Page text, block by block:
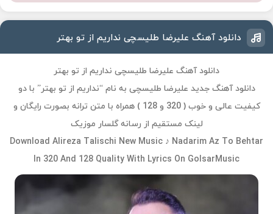
دانلود آهنگ علیرضا طلیسچی نداریم از تو بهتر
دانلود آهنگ علیرضا طلیسچی نداریم از تو بهتر
دانلود آهنگ جدید علیرضا طلیسچی به نام “نداریم از تو بهتر” با دو
کیفیت عالی و خوب ( 320 و 128 ) همراه با متن ترانه بصورت رایگان و
لینک مستقیم از رسانه گلسار موزیک
Download Alireza Talischi New Music ♪ Nadarim Az To Behtar
In 320 And 128 Quality With Lyrics On GolsarMusic